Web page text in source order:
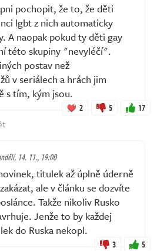
pochopit, že to, že děti
lgbt z nich automaticky
A naopak pokud ty děti gay
této skupiny "nevyléčí".
postav než
v seriálech a hrách jim
s tím, kým jsou.
2 5 17
14. 11., 19:00
titulek až úplně úderně
ale v článku se dozvíte
Takže nikoliv Rusko
Jenže to by každej
do Ruska nekopl.
3 5